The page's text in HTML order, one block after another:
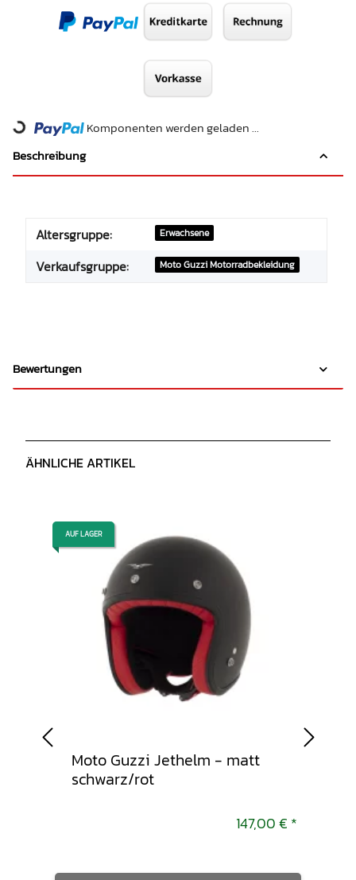
Loading...
Komponenten werden geladen ...
Beschreibung
Altersgruppe: Erwachsene
Verkaufsgruppe: Moto Guzzi Motorradbekleidung
Bewertungen
ÄHNLICHE ARTIKEL
AUF LAGER
Moto Guzzi Jethelm - matt
schwarz/rot
147,00 € *